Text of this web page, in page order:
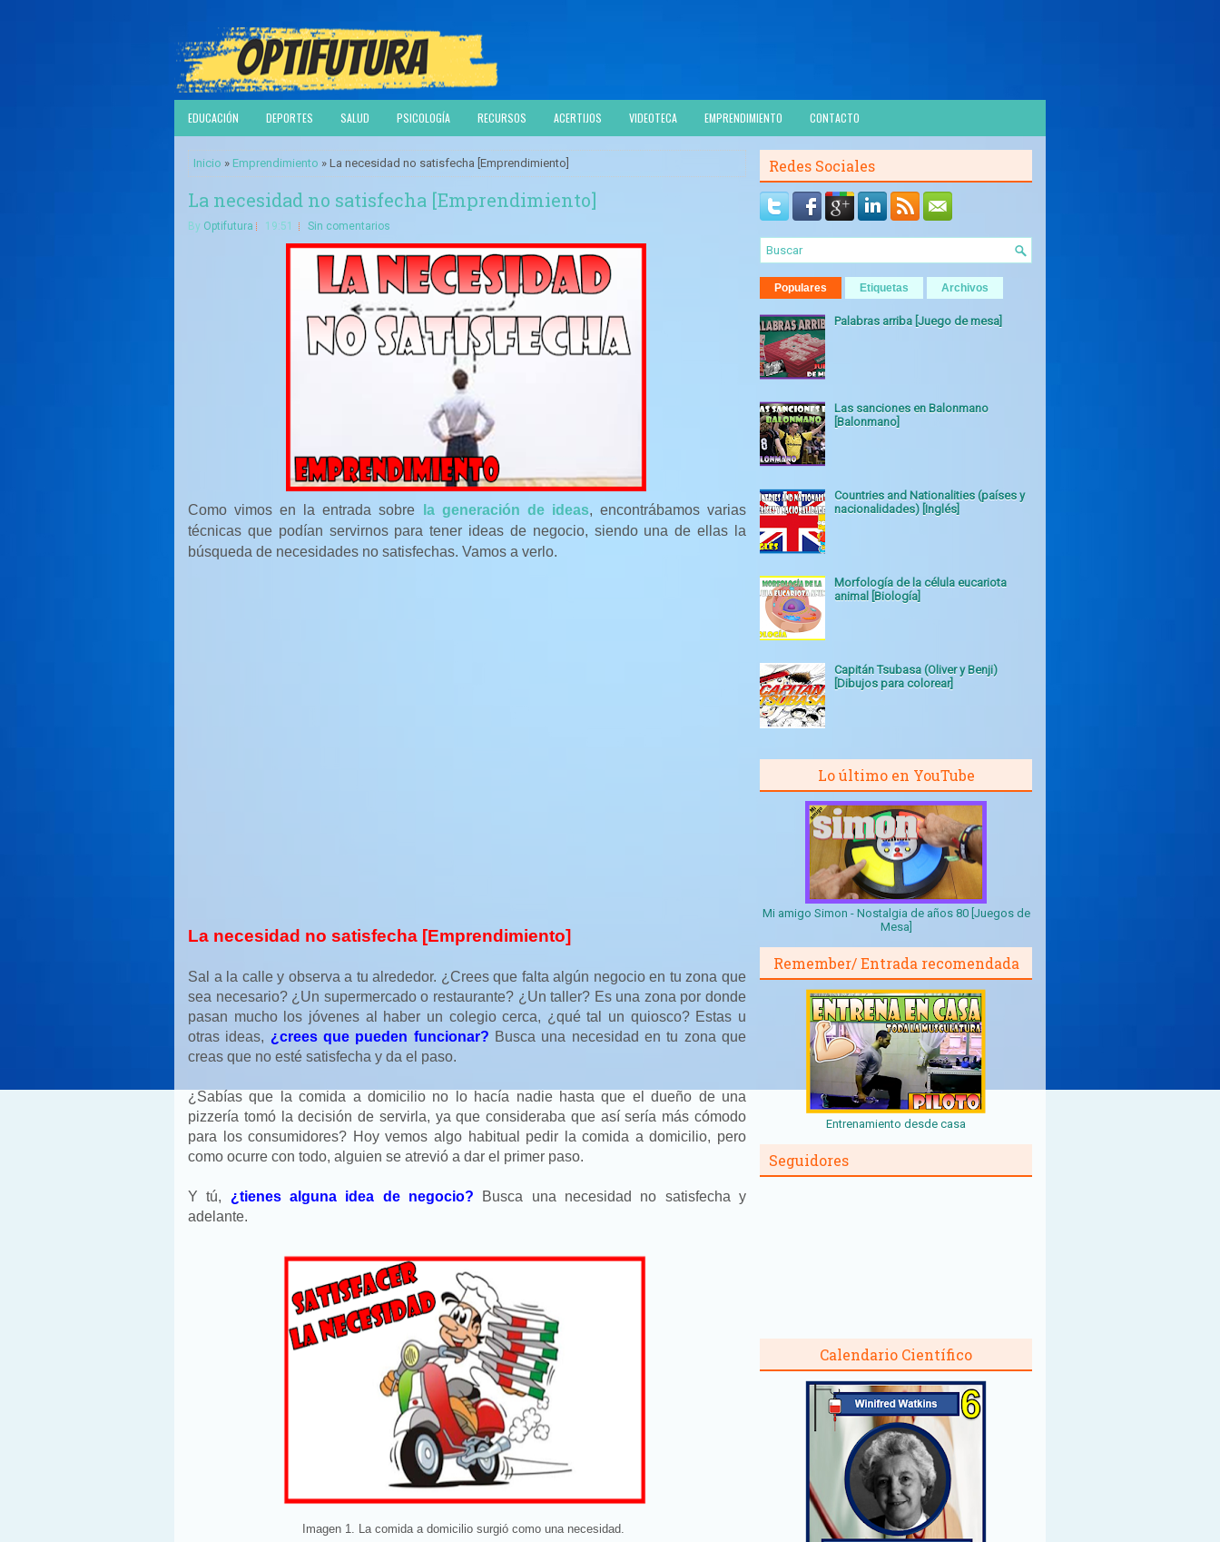
EDUCACIÓN DEPORTES SALUD PSICOLOGÍA RECURSOS ACERTIJOS VIDEOTECA EMPRENDIMIENTO CONTACTO
Inicio » Emprendimiento » La necesidad no satisfecha [Emprendimiento]
La necesidad no satisfecha [Emprendimiento]
By Optifutura 19:51 Sin comentarios
Como vimos en la entrada sobre la generación de ideas, encontrábamos varias
técnicas que podían servirnos para tener ideas de negocio, siendo una de ellas la
búsqueda de necesidades no satisfechas. Vamos a verlo.
La necesidad no satisfecha [Emprendimiento]
Sal a la calle y observa a tu alrededor. ¿Crees que falta algún negocio en tu zona que
sea necesario? ¿Un supermercado o restaurante? ¿Un taller? Es una zona por donde
pasan mucho los jóvenes al haber un colegio cerca, ¿qué tal un quiosco? Estas u
otras ideas, ¿crees que pueden funcionar? Busca una necesidad en tu zona que
creas que no esté satisfecha y da el paso.
¿Sabías que la comida a domicilio no lo hacía nadie hasta que el dueño de una
pizzería tomó la decisión de servirla, ya que consideraba que así sería más cómodo
para los consumidores? Hoy vemos algo habitual pedir la comida a domicilio, pero
como ocurre con todo, alguien se atrevió a dar el primer paso.
Y tú, ¿tienes alguna idea de negocio? Busca una necesidad no satisfecha y
adelante.
Imagen 1. La comida a domicilio surgió como una necesidad.
Redes Sociales
Populares Etiquetas Archivos
Palabras arriba [Juego de mesa]
Las sanciones en Balonmano
[Balonmano]
Countries and Nationalities (países y
nacionalidades) [Inglés]
Morfología de la célula eucariota
animal [Biología]
Capitán Tsubasa (Oliver y Benji)
[Dibujos para colorear]
Lo último en YouTube
Mi amigo Simon - Nostalgia de años 80 [Juegos de
Mesa]
Remember/ Entrada recomendada
Entrenamiento desde casa
Seguidores
Calendario Científico